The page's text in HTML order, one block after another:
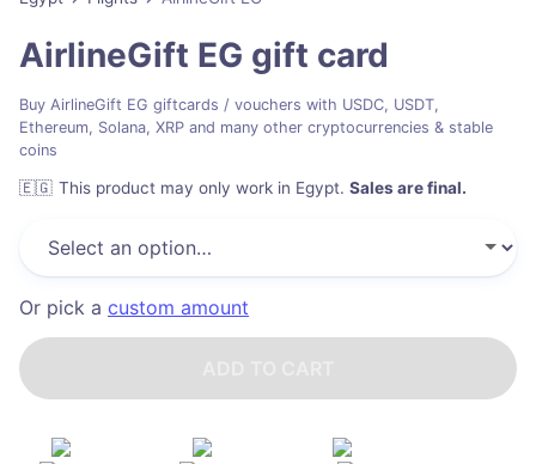
AirlineGift EG gift card
Buy AirlineGift EG giftcards / vouchers with USDC, USDT,
Ethereum, Solana, XRP and many other cryptocurrencies & stable
coins
🇪🇬 This product may only work in Egypt. Sales are final.
Or pick a custom amount